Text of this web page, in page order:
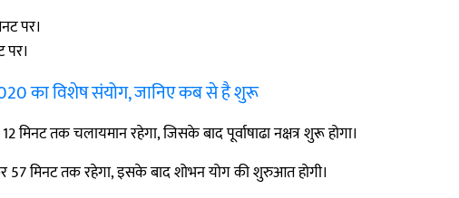
पर।
पर।
का विशेष संयोग, जानिए कब से है शुरू
मिनट तक चलायमान रहेगा, जिसके बाद पूर्वाषाढा नक्षत्र शुरू होगा।
57 मिनट तक रहेगा, इसके बाद शोभन योग की शुरुआत होगी।